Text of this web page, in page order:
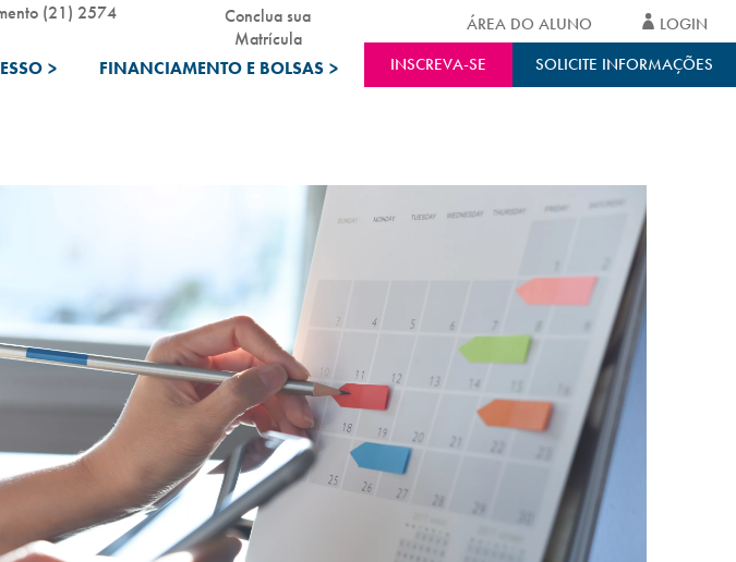
> FINANCIAMENTO E BOLSAS >
(21) 2574
Conclua sua
Matrícula
INSCREVA-SE SOLICITE INFORMAÇÕES
ÁREA DO ALUNO LOGIN